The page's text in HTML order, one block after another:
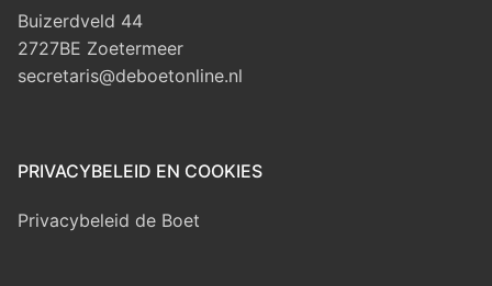
Buizerdveld 44
2727BE Zoetermeer
secretaris@deboetonline.nl
PRIVACYBELEID EN COOKIES
Privacybeleid de Boet